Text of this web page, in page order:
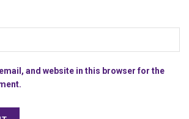
and website in this browser for the